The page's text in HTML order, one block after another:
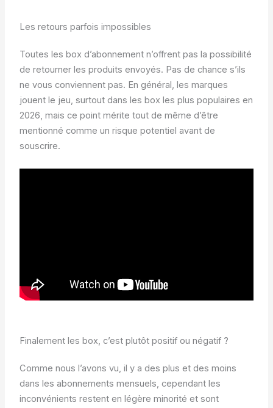
Les retours parfois impossibles
Toutes les box d’abonnement n’offrent pas la possibilité
de retourner les produits envoyés. Pas de chance s’ils
ne vous conviennent pas. En général, les marques
jouent le jeu, surtout dans les box les plus populaires en
2026, mais ce point mérite tout de même d’être
mentionné comme un risque potentiel avant de
souscrire.
Finalement les box, c’est plutôt positif ou négatif ?
Comme nous l’avons vu, il y a des plus et des moins
dans les abonnements mensuels, cependant les
inconvénients restent en légère minorité et sont